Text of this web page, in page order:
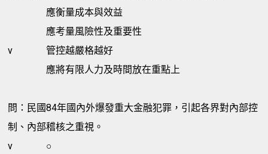
應衡量成本與效益
應考量風險性及重要性
v
管控越嚴格越好
應將有限人力及時間放在重點上
問：民國84年國內外爆發重大金融犯罪，引起各界對內部控
制、內部稽核之重視。
v
○